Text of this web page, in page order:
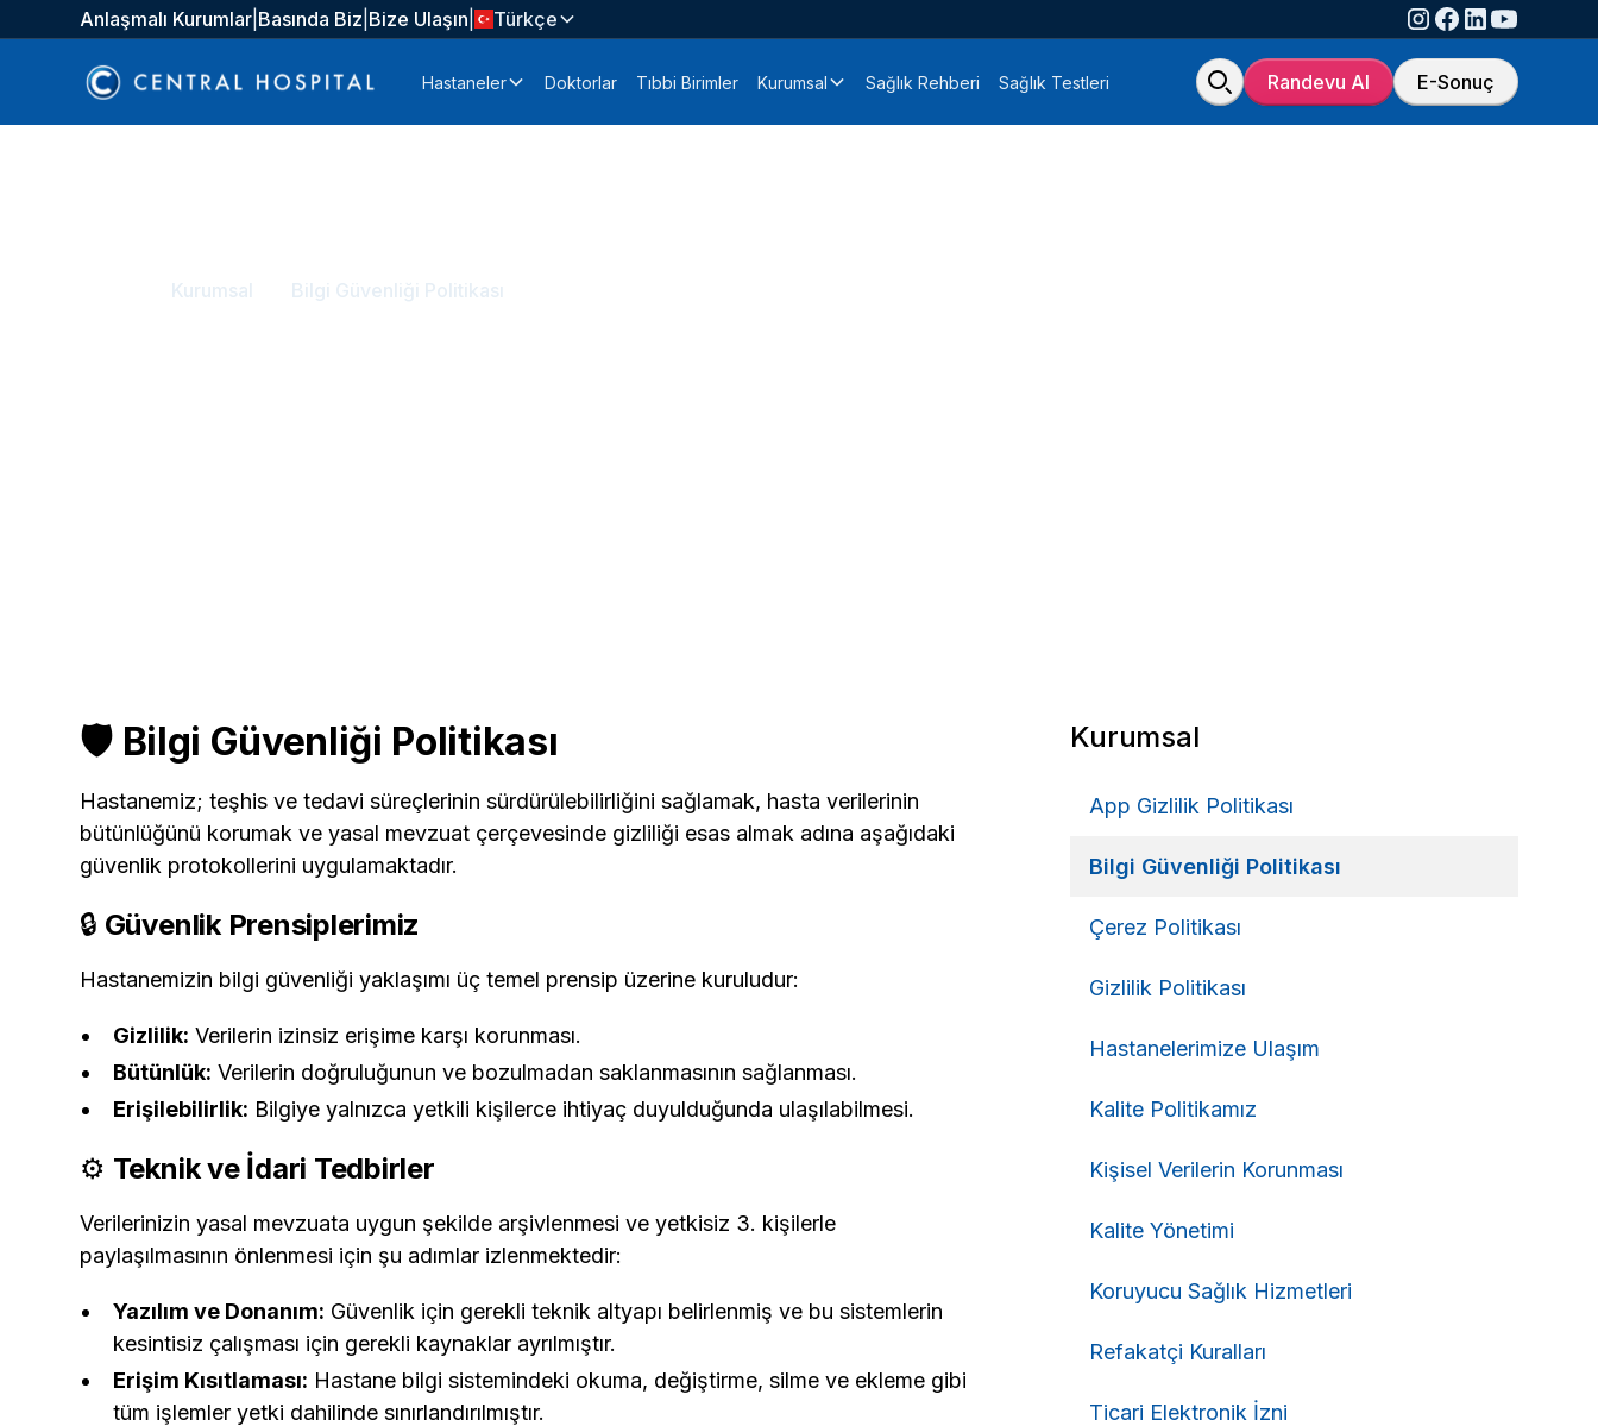
Anlaşmalı Kurumlar Basında Biz Bize Ulaşın Türkçe
Hastaneler Doktorlar Tıbbi Birimler Kurumsal Sağlık Rehberi Sağlık Testleri Randevu Al E-Sonuç
Kurumsal Bilgi Güvenliği Politikası
🛡️ Bilgi Güvenliği Politikası
Hastanemiz; teşhis ve tedavi süreçlerinin sürdürülebilirliğini sağlamak, hasta verilerinin
bütünlüğünü korumak ve yasal mevzuat çerçevesinde gizliliği esas almak adına aşağıdaki
güvenlik protokollerini uygulamaktadır.
🔒 Güvenlik Prensiplerimiz
Hastanemizin bilgi güvenliği yaklaşımı üç temel prensip üzerine kuruludur:
Gizlilik: Verilerin izinsiz erişime karşı korunması.
Bütünlük: Verilerin doğruluğunun ve bozulmadan saklanmasının sağlanması.
Erişilebilirlik: Bilgiye yalnızca yetkili kişilerce ihtiyaç duyulduğunda ulaşılabilmesi.
⚙️ Teknik ve İdari Tedbirler
Verilerinizin yasal mevzuata uygun şekilde arşivlenmesi ve yetkisiz 3. kişilerle
paylaşılmasının önlenmesi için şu adımlar izlenmektedir:
Yazılım ve Donanım: Güvenlik için gerekli teknik altyapı belirlenmiş ve bu sistemlerin
kesintisiz çalışması için gerekli kaynaklar ayrılmıştır.
Erişim Kısıtlaması: Hastane bilgi sistemindeki okuma, değiştirme, silme ve ekleme gibi
tüm işlemler yetki dahilinde sınırlandırılmıştır.
Kurumsal
App Gizlilik Politikası
Bilgi Güvenliği Politikası
Çerez Politikası
Gizlilik Politikası
Hastanelerimize Ulaşım
Kalite Politikamız
Kişisel Verilerin Korunması
Kalite Yönetimi
Koruyucu Sağlık Hizmetleri
Refakatçi Kuralları
Ticari Elektronik İzni